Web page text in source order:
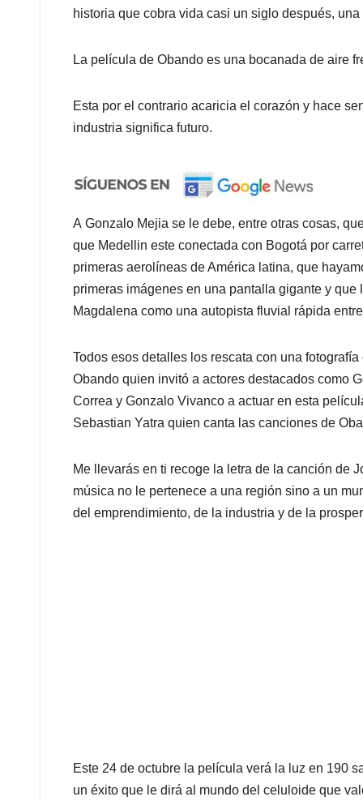
historia que cobra vida casi un siglo después,
La película de Obando es una bocanada de aire
Esta por el contrario acaricia el corazón y hace
industria significa futuro.
A Gonzalo Mejia se le debe, entre otras cosas,
que Medellin este conectada con Bogotá por
primeras aerolíneas de América latina, que
primeras imágenes en una pantalla gigante y
Magdalena como una autopista fluvial rápida
Todos esos detalles los rescata con una
Obando quien invitó a actores destacados como
Correa y Gonzalo Vivanco a actuar en esta
Sebastian Yatra quien canta las canciones de
Me llevarás en ti recoge la letra de la canción de
música no le pertenece a una región sino a un
del emprendimiento, de la industria y de la
Este 24 de octubre la película verá la luz en 190
un éxito que le dirá al mundo del celuloide que